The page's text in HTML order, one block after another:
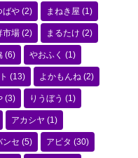
ばや (2) まねき屋 (1)
市場 (2) まるたけ (2)
(6) やおふく (1)
(13) よかもんね (2)
(3) りうぼう (1)
アカシヤ (1)
ンセ (5) アピタ (30)